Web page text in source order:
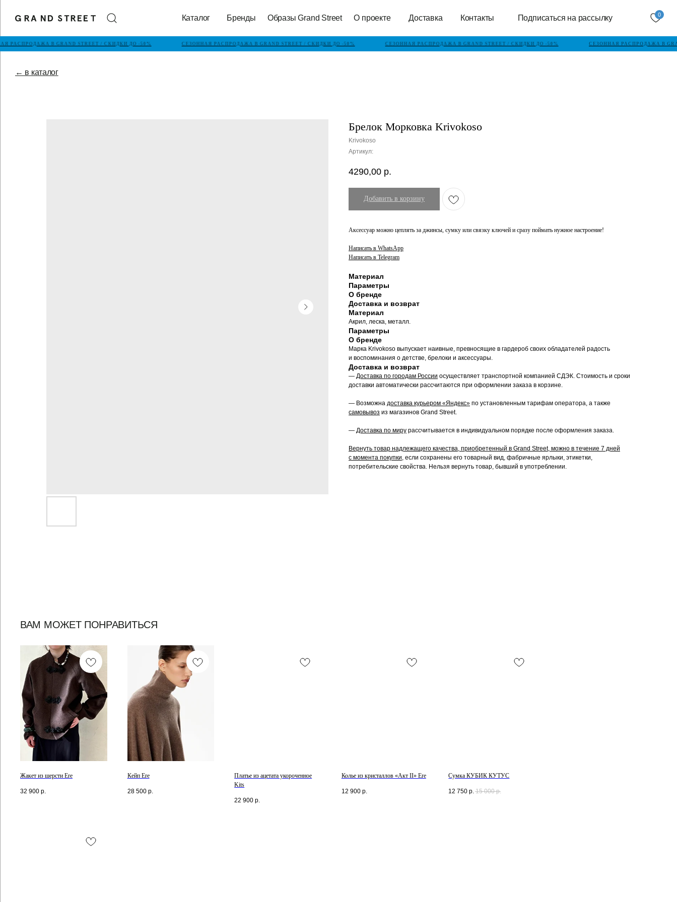
Каталог Образы Grand Street О проекте Доставка Контакты Подписаться на рассылку
Бренды 0
РАСПРОДАЖА В GRAND STREET / СКИДКИ ДО -50% СЕЗОННАЯ РАСПРОДАЖА В GRAND STREET / СКИДКИ ДО -50% СЕЗОННАЯ РАСПРОДАЖА В GRAND STREET / СКИДКИ ДО -50% СЕЗОННАЯ РАСПРОДАЖА В
← в каталог
Брелок Морковка Krivokoso
Krivokoso
Артикул:
4290,00 р.
Добавить в корзину
Аксессуар можно цеплять за джинсы, сумку или связку ключей и сразу поймать нужное настроение!
Написать в WhatsApp
Написать в Telegram
Материал
Параметры
О бренде
Доставка и возврат
Материал
Акрил, леска, металл.
Параметры
О бренде
Марка Krivokoso выпускает наивные, превносящие в гардероб своих обладателей радость
и воспоминания о детстве, брелоки и аксессуары.
Доставка и возврат
— Доставка по городам России осуществляет транспортной компанией СДЭК. Стоимость и сроки
доставки автоматически рассчитаются при оформлении заказа в корзине.
— Возможна доставка курьером «Яндекс» по установленным тарифам оператора, а также
самовывоз из магазинов Grand Street.
— Доставка по миру рассчитывается в индивидуальном порядке после оформления заказа.
Вернуть товар надлежащего качества, приобретенный в Grand Street, можно в течение 7 дней
с момента покупки, если сохранены его товарный вид, фабричные ярлыки, этикетки,
потребительские свойства. Нельзя вернуть товар, бывший в употреблении.
ВАМ МОЖЕТ ПОНРАВИТЬСЯ
Жакет из шерсти Ere
32 900 р.
Кейп Ere
28 500 р.
Платье из ацетата укороченное
Kits
22 900 р.
Колье из кристаллов «Акт II» Ere
12 900 р.
Сумка КУБИК КУТУС
12 750 р. 15 000 р.